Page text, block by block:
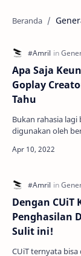
Apa Saja
Goplay
Tahu
Bukan rahasia
digunakan oleh
tak hanya menye…
Dengan CUiT
Penghasilan
Sulit ini!
CUiT ternyata